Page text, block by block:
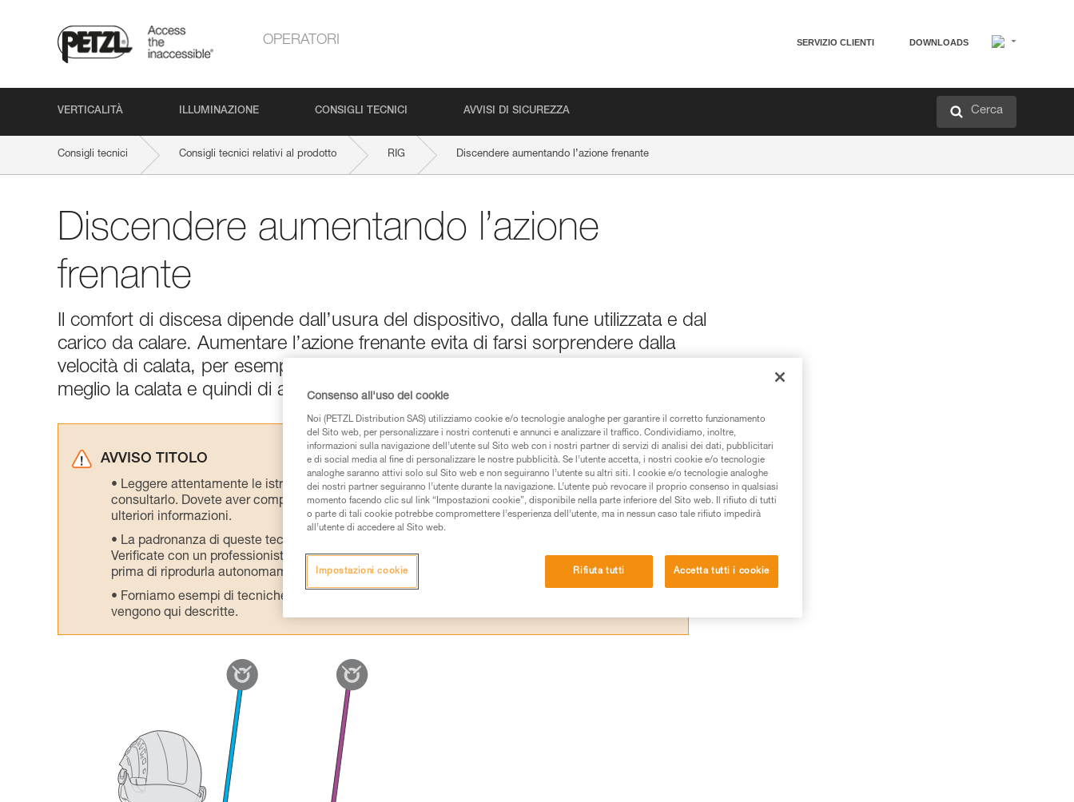
OPERATORI SERVIZIO CLIENTI DOWNLOADS
VERTICALITÀ ILLUMINAZIONE CONSIGLI TECNICI AVVISI DI SICUREZZA Cerca
Consigli tecnici Consigli tecnici relativi al prodotto RIG Discendere aumentando l’azione frenante
Discendere aumentando l’azione
frenante
Il comfort di discesa dipende dall’usura del dispositivo, dalla fune utilizzata e dal
carico da calare. Aumentare l’azione frenante evita di farsi sorprendere dalla
velocità di calata, per esempio su fune sottile o nuova. Questo permette di regolare
meglio la calata e quindi di avere un miglior comfort nella discesa.
AVVISO TITOLO
Leggere attentamente le istruzioni tecniche dei prodotti utilizzati in questo consiglio prima di
consultarlo. Dovete aver compreso le informazioni dell’istruzione tecnica per poter capire queste
ulteriori informazioni.
La padronanza di queste tecniche richiede una formazione ed un addestramento specifico.
Verificate con un professionista la vostra capacità di rifare la manovra, da soli, in piena sicurezza,
prima di riprodurla autonomamente.
Forniamo esempi di tecniche relative alla vostra attività. Ne possono esistere altre che non
vengono qui descritte.
Consenso all'uso dei cookie
Noi (PETZL Distribution SAS) utilizziamo cookie e/o tecnologie analoghe per garantire il corretto funzionamento
del Sito web, per personalizzare i nostri contenuti e annunci e analizzare il traffico. Condividiamo, inoltre,
informazioni sulla navigazione dell’utente sul Sito web con i nostri partner di servizi di analisi dei dati, pubblicitari
e di social media al fine di personalizzare le nostre pubblicità. Se l’utente accetta, i nostri cookie e/o tecnologie
analoghe saranno attivi solo sul Sito web e non seguiranno l’utente su altri siti. I cookie e/o tecnologie analoghe
dei nostri partner seguiranno l’utente durante la navigazione. L’utente può revocare il proprio consenso in qualsiasi
momento facendo clic sul link “Impostazioni cookie”, disponibile nella parte inferiore del Sito web. Il rifiuto di tutti
o parte di tali cookie potrebbe compromettere l’esperienza dell’utente, ma in nessun caso tale rifiuto impedirà
all’utente di accedere al Sito web.
Rifiuta tutti Accetta tutti i cookie
Impostazioni cookie